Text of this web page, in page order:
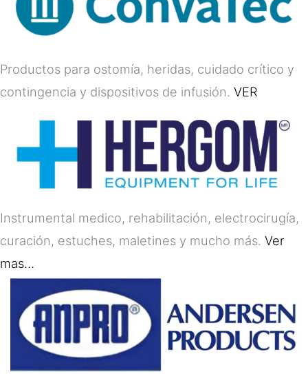
Productos para ostomía, heridas, cuidado crítico y
contingencia y dispositivos de infusión. VER
Instrumental medico, rehabilitación, electrocirugía,
curación, estuches, maletines y mucho más. Ver
mas…